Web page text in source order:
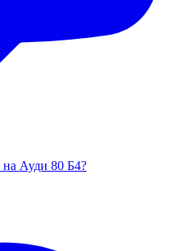
на Ауди 80 Б4?